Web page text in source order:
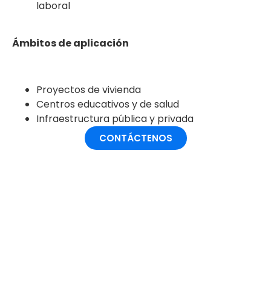
laboral
Ámbitos de aplicación
Proyectos de vivienda
Centros educativos y de salud
Infraestructura pública y privada
CONTÁCTENOS